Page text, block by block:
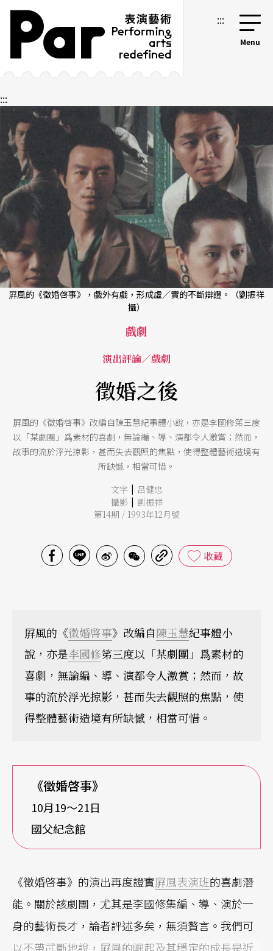
跳到主要內容區塊
網站導覽 :::
:::
屛風的《徵婚啓事》，戲外有戲，形成虛／實的不斷辯證。（劉振祥
攝）
戲劇
演出評論／戲劇
徵婚之後
屛風的《徵婚啓事》改編自陳玉慧紀事體小說，亦是李國修笫三度
以「某劇團」爲素材的喜劇，無論編、導、演都令人激賞；然而，
故事的流於浮光掠影，甚而失去觀照的焦點，使得整體藝術造境有
所缺憾，相當可惜。
文字 | 呂健忠
攝影 | 劉振祥
第14期 / 1993年12月號
收藏
屛風的《徵婚啓事》改編自陳玉慧紀事體小
說，亦是李國修笫三度以「某劇團」爲素材的
喜劇，無論編、導、演都令人激賞；然而，故
事的流於浮光掠影，甚而失去觀照的焦點，使
得整體藝術造境有所缺憾，相當可惜。
《徵婚啓事》
10月19〜21日
國父紀念館
《徵婚啓事》的演出再度證實屛風表演班的喜劇潛
能。關於該劇團，尤其是李國修集編、導、演於一
身的藝術長才，論者評述多矣，無須贅言。我們可
以不帶武斷地說，屛風的崛起及其穩定的成長是近